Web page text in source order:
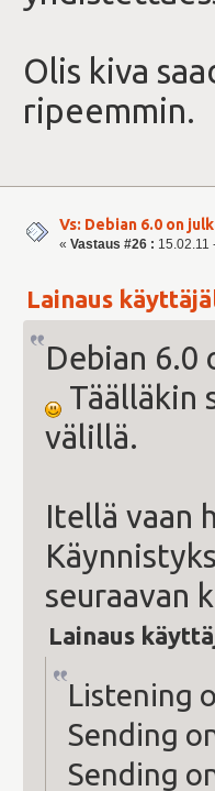
Olis kiva
ripeemmin.
Vs: Debian 6.0 on
« Vastaus #26 : 15.02.11
Lainaus
Debian 6.0
Täälläkin
välillä.
Itellä vaan
seuraavan
Lainaus
Listening
Sending
Sending